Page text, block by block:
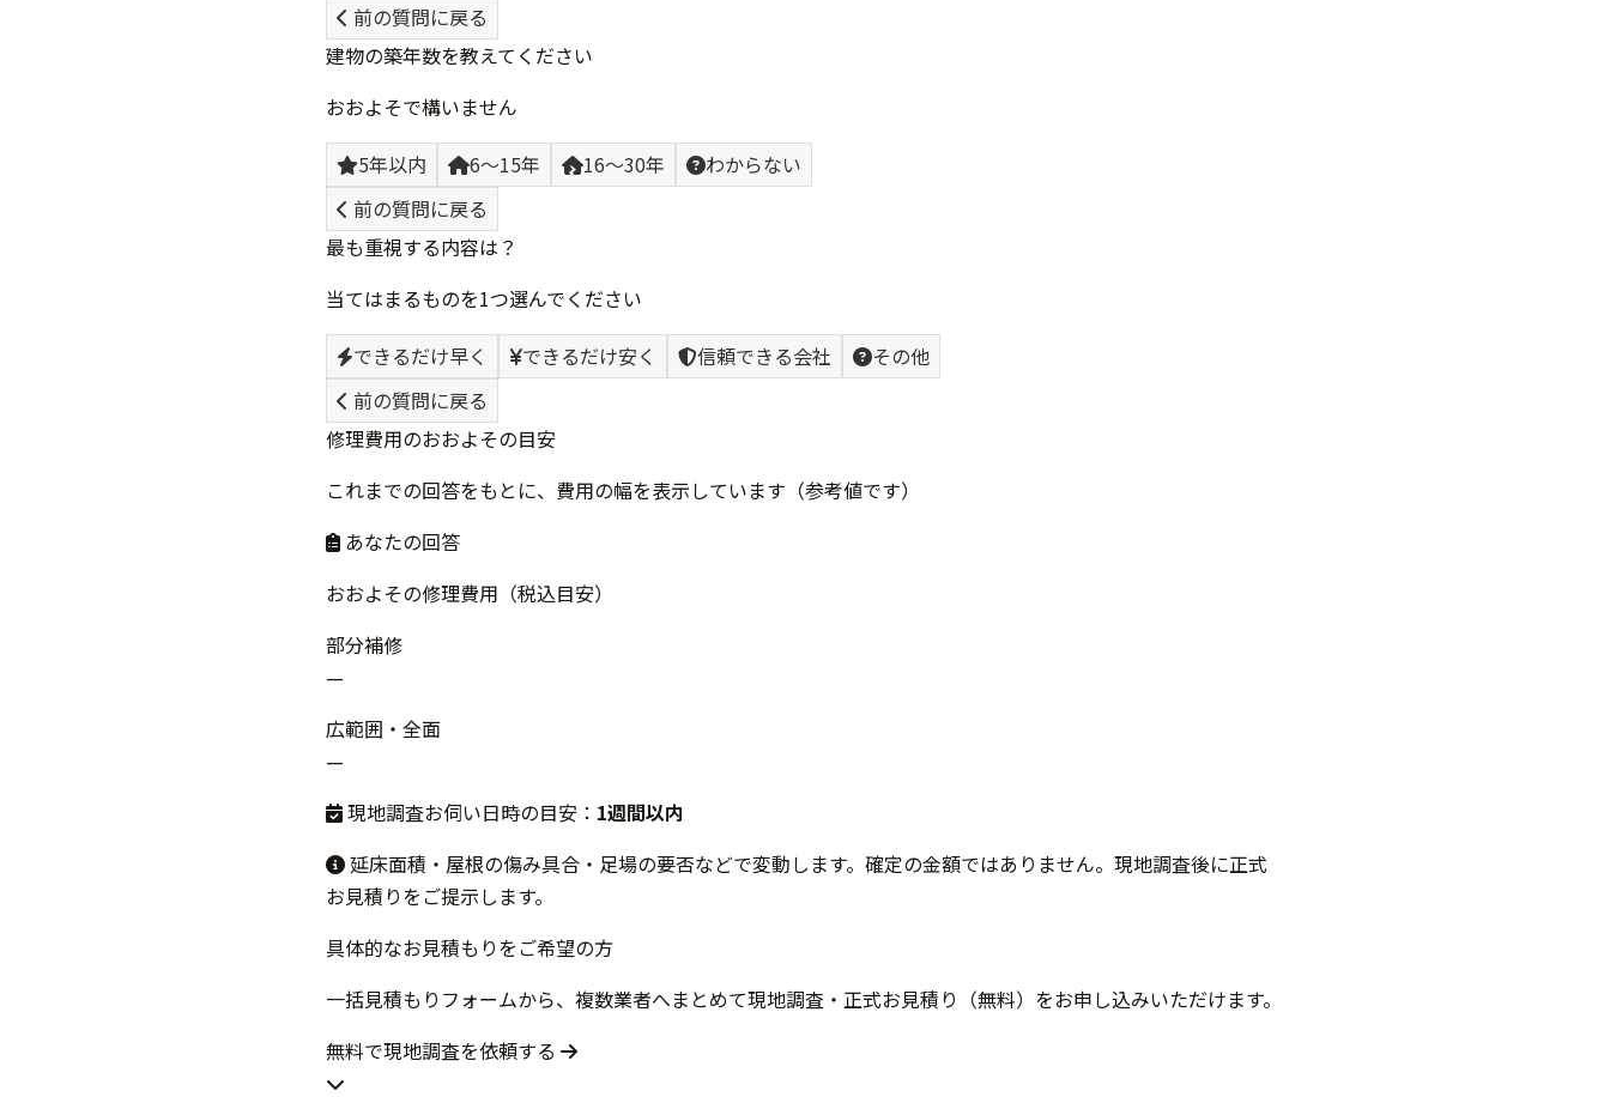
前の質問に戻る
建物の築年数を教えてください
おおよそで構いません
5年以内
6〜15年 16〜30年
わからない
前の質問に戻る
最も重視する内容は？
当てはまるものを1つ選んでください
できるだけ早く
できるだけ安く 信頼できる会社
その他
前の質問に戻る
修理費用のおおよその目安
これまでの回答をもとに、費用の幅を表示しています（参考値です）
あなたの回答
おおよその修理費用（税込目安）
部分補修
—
広範囲・全面
—
現地調査お伺い日時の目安： 1週間以内
延床面積・屋根の傷み具合・足場の要否などで変動します。確定の金額ではありません。現地調査後に正式
お見積りをご提示します。
具体的なお見積もりをご希望の方
一括見積もりフォームから、複数業者へまとめて現地調査・正式お見積り（無料）をお申し込みいただけます。
無料で現地調査を依頼する